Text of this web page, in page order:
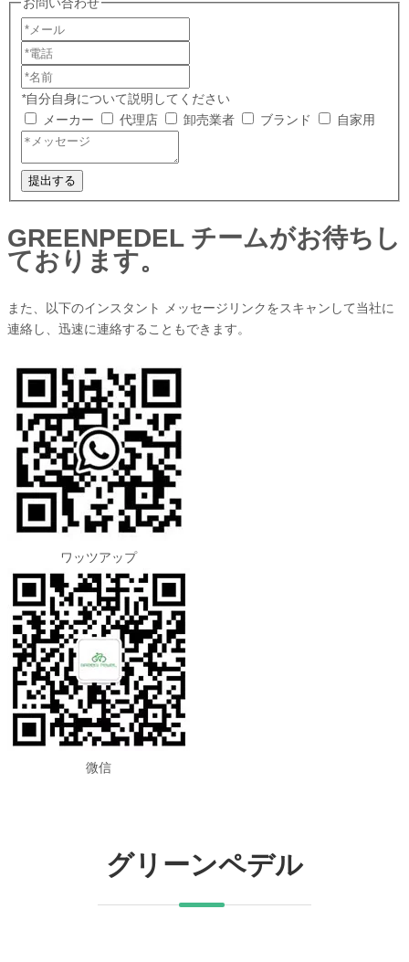
*自分自身について説明してください
メーカー
代理店 卸売業者 ブランド 自家用
提出する
GREENPEDEL チームがお待ちし
ております。
また、以下のインスタント メッセージリンクをスキャンして当社に
連絡し、迅速に連絡することもできます。
ワッツアップ
微信
グリーンペデル